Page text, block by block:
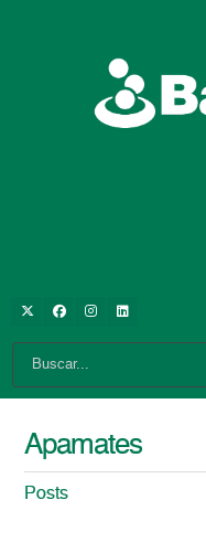
Apamates
Posts